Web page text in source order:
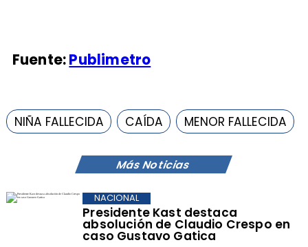
Más Noticias
Presidente Kast destaca
absolución de Claudio Crespo en
caso Gustavo Gatica
NACIONAL
Fuente:Publimetro
NIÑA FALLECIDA CAÍDA MENOR FALLECIDA